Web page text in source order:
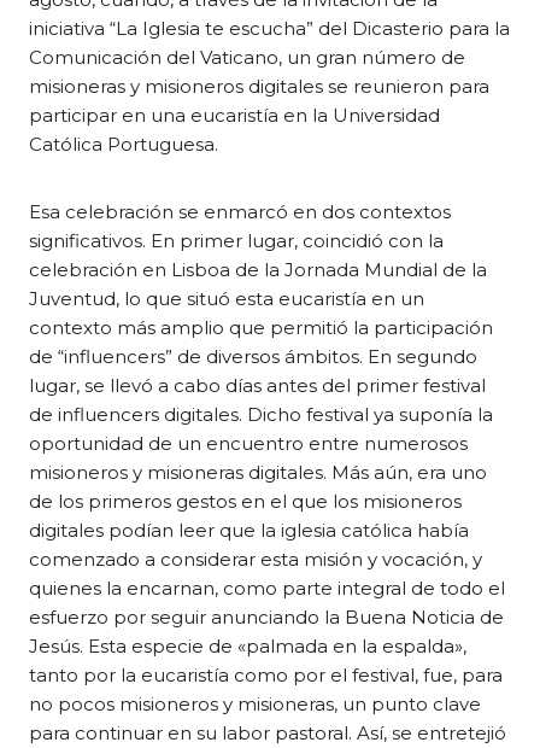
iniciativa “La Iglesia te escucha” del Dicasterio para la
Comunicación del Vaticano, un gran número de
misioneras y misioneros digitales se reunieron para
participar en una eucaristía en la Universidad
Católica Portuguesa.
Esa celebración se enmarcó en dos contextos
significativos. En primer lugar, coincidió con la
celebración en Lisboa de la Jornada Mundial de la
Juventud, lo que situó esta eucaristía en un
contexto más amplio que permitió la participación
de “influencers” de diversos ámbitos. En segundo
lugar, se llevó a cabo días antes del primer festival
de influencers digitales. Dicho festival ya suponía la
oportunidad de un encuentro entre numerosos
misioneros y misioneras digitales. Más aún, era uno
de los primeros gestos en el que los misioneros
digitales podían leer que la iglesia católica había
comenzado a considerar esta misión y vocación, y
quienes la encarnan, como parte integral de todo el
esfuerzo por seguir anunciando la Buena Noticia de
Jesús. Esta especie de «palmada en la espalda»,
tanto por la eucaristía como por el festival, fue, para
no pocos misioneros y misioneras, un punto clave
para continuar en su labor pastoral. Así, se entretejió